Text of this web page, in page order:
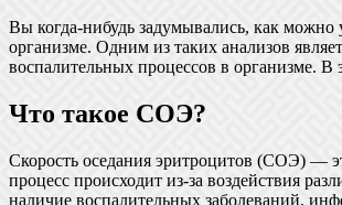
Вы когда-нибудь задумывались, как можно
организме. Одним из таких анализов
воспалительных процессов в организме.
Что такое СОЭ?
Скорость оседания эритроцитов (СОЭ) —
процесс происходит из-за воздействия
наличие воспалительных заболеваний,